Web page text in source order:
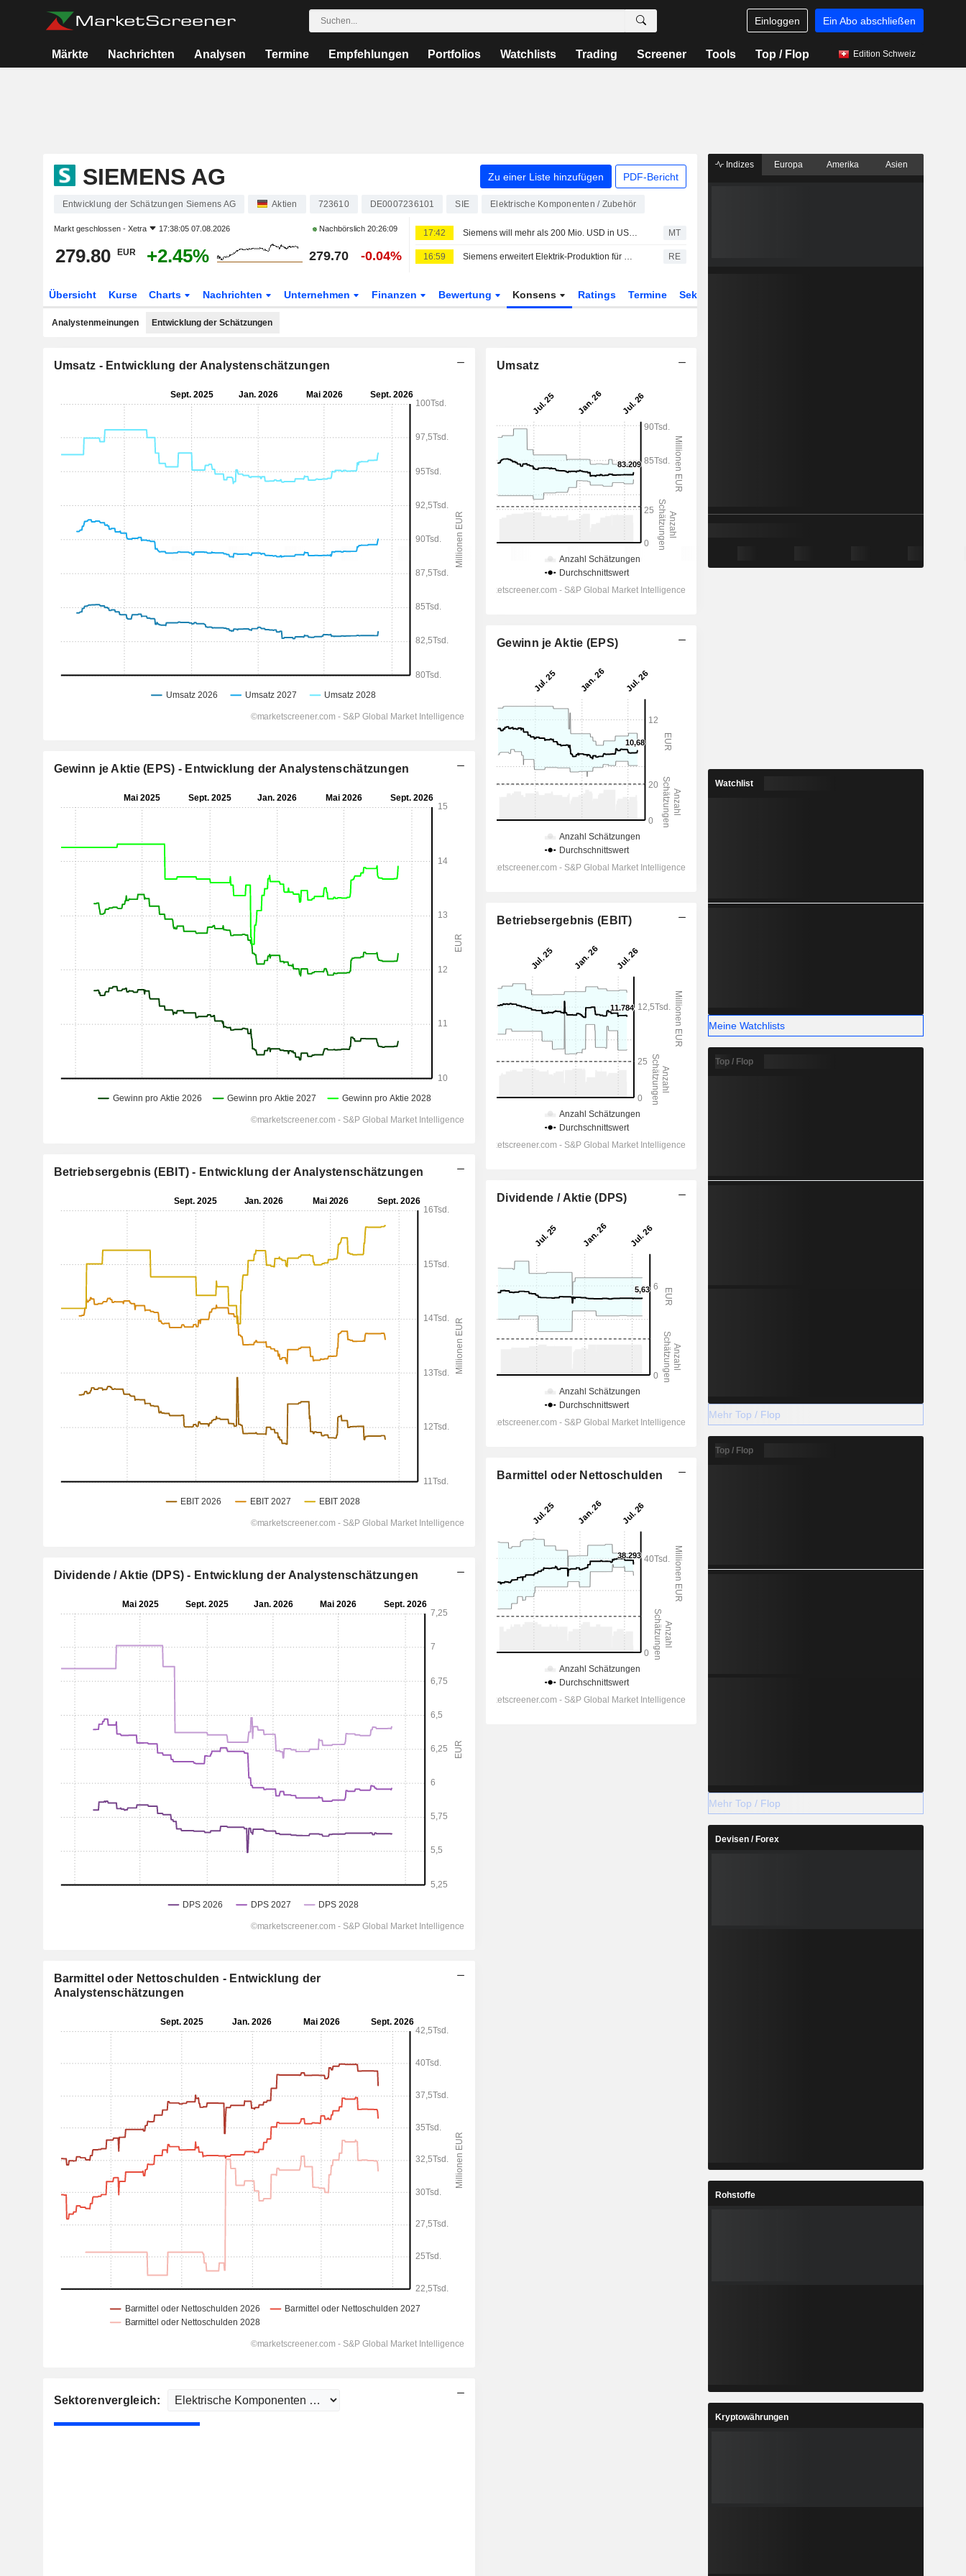
Einloggen Ein Abo abschließen
Märkte Nachrichten Analysen Termine Empfehlungen Portfolios Watchlists Trading Screener Tools Top / Flop Edition Schweiz
SIEMENS AG Zu einer Liste hinzufügen PDF-Bericht
Entwicklung der Schätzungen Siemens AG Aktien 723610 DE0007236101 SIE Elektrische Komponenten / Zubehör
Markt geschlossen - Xetra 17:38:05 07.08.2026 Nachbörslich20:26:09
279.80 EUR +2.45% 279.70 -0.04%
17:42 Siemens will mehr als 200 Mio. USD in US-Standorte für Ausrüstung von KI-Rechenzentren investieren MT
16:59 Siemens erweitert Elektrik-Produktion für Rechenzentren in USA RE
Übersicht Kurse Charts Nachrichten Unternehmen Finanzen Bewertung Konsens Ratings Termine Sektor
Analystenmeinungen Entwicklung der Schätzungen
Umsatz - Entwicklung der Analystenschätzungen
Gewinn je Aktie (EPS) - Entwicklung der Analystenschätzungen
Betriebsergebnis (EBIT) - Entwicklung der Analystenschätzungen
Dividende / Aktie (DPS) - Entwicklung der Analystenschätzungen
Barmittel oder Nettoschulden - Entwicklung der
Analystenschätzungen
Sektorenvergleich:
Umsatz
Gewinn je Aktie (EPS)
Betriebsergebnis (EBIT)
Dividende / Aktie (DPS)
Barmittel oder Nettoschulden
Indizes Europa Amerika Asien
Watchlist
Meine Watchlists
Top / Flop
Mehr Top / Flop
Top / Flop
Mehr Top / Flop
Devisen / Forex
Rohstoffe
Kryptowährungen